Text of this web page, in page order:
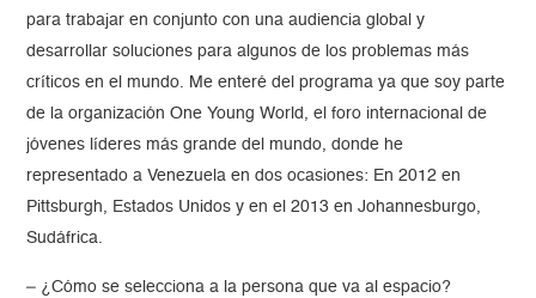
para trabajar en conjunto con una audiencia global y
desarrollar soluciones para algunos de los problemas más
críticos en el mundo. Me enteré del programa ya que soy parte
de la organización One Young World, el foro internacional de
jóvenes líderes más grande del mundo, donde he
representado a Venezuela en dos ocasiones: En 2012 en
Pittsburgh, Estados Unidos y en el 2013 en Johannesburgo,
Sudáfrica.
– ¿Cómo se selecciona a la persona que va al espacio?